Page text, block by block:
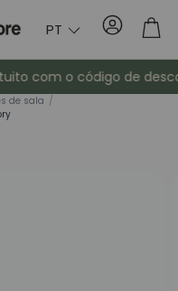
PT Conta
com o código de
de sala /